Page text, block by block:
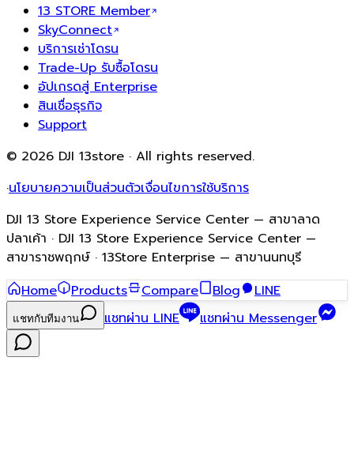
13 STORE Member
SkyConnect
บริการเช่าโดรน
Trade-Up รับซื้อโดรน
อัปเกรดสู่ Enterprise
สินเชื่อธุรกิจ
Support
© 2026 DJI 13store · All rights reserved.
·นโยบายความเป็นส่วนตัวเงื่อนไขการใช้บริการ
DJI 13 Store Experience Service Center — สาขาลาด
ปลาเค้า · DJI 13 Store Experience Service Center —
สาขาราชพฤกษ์ · 13Store Enterprise — สาขานนทบุรี
Home
Products Compare Blog LINE
แชทกับทีมงาน แชทผ่าน LINE แชทผ่าน Messenger